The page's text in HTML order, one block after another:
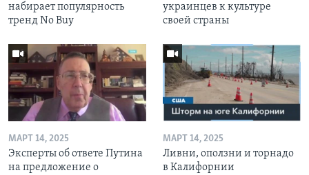
набирает популярность
тренд No Buy
украинцев к культуре
своей страны
МАРТ 14, 2025
Эксперты об ответе Путина
на предложение о
МАРТ 14, 2025
Ливни, оползни и торнадо
в Калифорнии